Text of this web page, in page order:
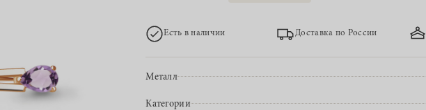
Есть в наличии Доставка по России
Металл
Категории